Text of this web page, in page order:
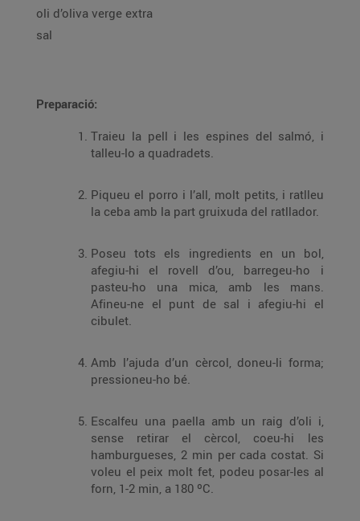
oli d’oliva verge extra
sal
Preparació:
Traieu la pell i les espines del salmó, i
talleu-lo a quadradets.
Piqueu el porro i l’all, molt petits, i ratlleu
la ceba amb la part gruixuda del ratllador.
Poseu tots els ingredients en un bol,
afegiu-hi el rovell d’ou, barregeu-ho i
pasteu-ho una mica, amb les mans.
Afineu-ne el punt de sal i afegiu-hi el
cibulet.
Amb l’ajuda d’un cèrcol, doneu-li forma;
pressioneu-ho bé.
Escalfeu una paella amb un raig d’oli i,
sense retirar el cèrcol, coeu-hi les
hamburgueses, 2 min per cada costat. Si
voleu el peix molt fet, podeu posar-les al
forn, 1-2 min, a 180 ºC.